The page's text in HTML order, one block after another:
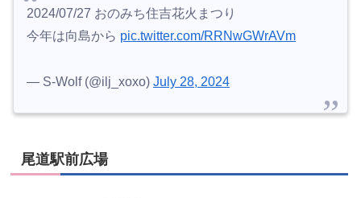
2024/07/27 おのみち住吉花火まつり
今年は向島から pic.twitter.com/RRNwGWrAVm
— S-Wolf (@ilj_xoxo) July 28, 2024
尾道駅前広場